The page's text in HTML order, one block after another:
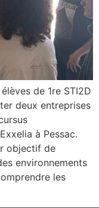
de 1re STI2D
deux entreprises
à Pessac.
objectif de
environnements
les